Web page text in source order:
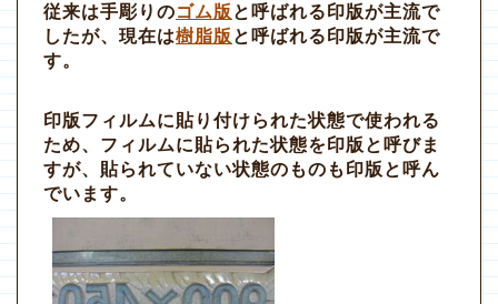
従来は手彫りのゴム版 と呼ばれる印版が主流で
したが、現在は樹脂版 と呼ばれる印版が主流で
す。
印版フィルムに貼り付けられた状態で使われる
ため、フィルムに貼られた状態を印版と呼びま
すが、貼られていない状態のものも印版と呼ん
でいます。